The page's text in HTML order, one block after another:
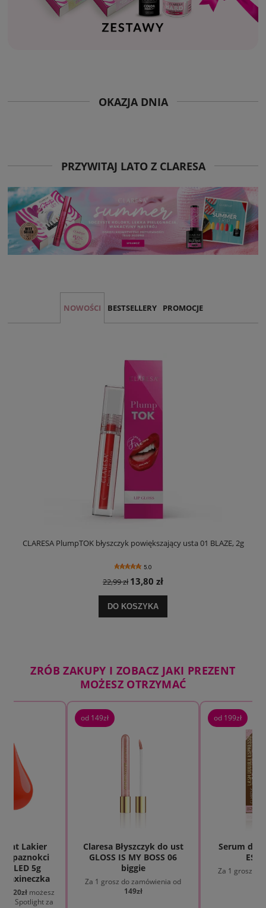
OKAZJA DNIA
PRZYWITAJ LATO Z CLARESA
NOWOŚCI BESTSELLERY PROMOCJE
CLARESA PlumpTOK błyszczyk powiększający usta 01 BLAZE, 2g
5.0
22,99 zł 13,80 zł
DO KOSZYKA
ZRÓB ZAKUPY I ZOBACZ JAKI PREZENT
MOŻESZ OTRZYMAĆ
Lakier
paznokci
LED 5g
120złmożesz
Spotlight za
od 149zł
Claresa Błyszczyk do ust
GLOSS IS MY BOSS 06
biggie
Za 1 grosz do zamówienia od
149zł
od 199zł
Serum do
Za 1 grosz do